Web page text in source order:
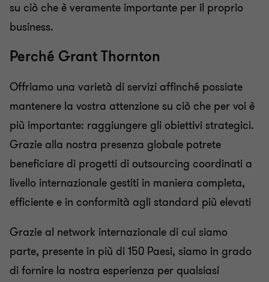
su ciò che è veramente importante per il proprio
business.
Perché Grant Thornton
Offriamo una varietà di servizi affinché possiate
mantenere la vostra attenzione su ciò che per voi è
più importante: raggiungere gli obiettivi strategici.
Grazie alla nostra presenza globale potrete
beneficiare di progetti di outsourcing coordinati a
livello internazionale gestiti in maniera completa,
efficiente e in conformità agli standard più elevati
Grazie al network internazionale di cui siamo
parte, presente in più di 150 Paesi, siamo in grado
di fornire la nostra esperienza per qualsiasi